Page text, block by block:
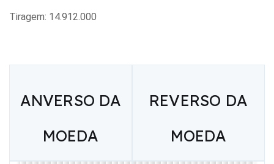
Tiragem: 14.912.000
ANVERSO DA
MOEDA
REVERSO DA
MOEDA